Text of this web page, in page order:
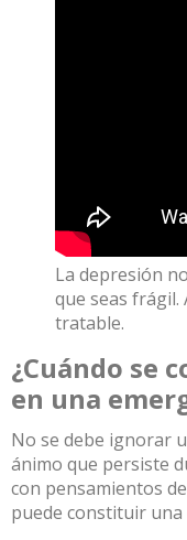
La depresión
que seas frágil.
tratable.
¿Cuándo se
en una
No se debe ignorar
ánimo que persiste
con pensamientos
puede constituir una